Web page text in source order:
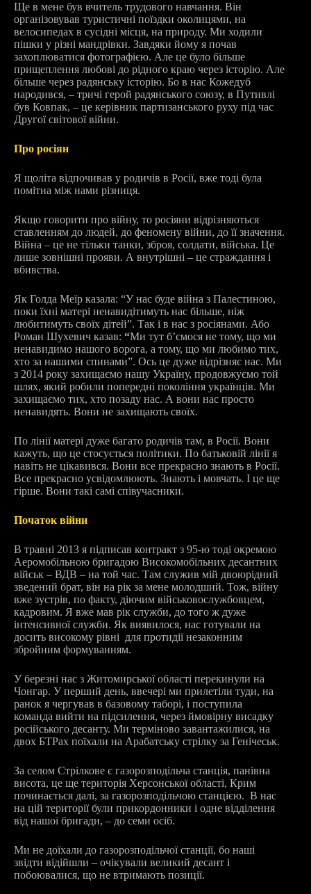
Ще в мене був вчитель трудового навчання. Він
організовував туристичні поїздки околицями, на
велосипедах в сусідні місця, на природу. Ми ходили
пішки у різні мандрівки. Завдяки йому я почав
захоплюватися фотографією. Але це було більше
прищеплення любові до рідного краю через історію. Але
більше через радянську історію. Бо в нас Кожедуб
народився, – тричі герой радянського союзу, в Путивлі
був Ковпак, – це керівник партизанського руху під час
Другої світової війни.
Про росіян
Я щоліта відпочивав у родичів в Росії, вже тоді була
помітна між нами різниця.
Якщо говорити про війну, то росіяни відрізняються
ставленням до людей, до феномену війни, до її значення.
Війна – це не тільки танки, зброя, солдати, війська. Це
лише зовнішні прояви. А внутрішні – це страждання і
вбивства.
Як Голда Меїр казала: “У нас буде війна з Палестиною,
поки їхні матері ненавидітимуть нас більше, ніж
любитимуть своїх дітей”. Так і в нас з росіянами. Або
Роман Шухевич казав: “Ми тут б’ємося не тому, що ми
ненавидимо нашого ворога, а тому, що ми любимо тих,
хто за нашими спинами”. Ось це дуже відрізняє нас. Ми
з 2014 року захищаємо нашу Україну, продовжуємо той
шлях, який робили попередні покоління українців. Ми
захищаємо тих, хто позаду нас. А вони нас просто
ненавидять. Вони не захищають своїх.
По лінії матері дуже багато родичів там, в Росії. Вони
кажуть, що це стосується політики. По батьковій лінії я
навіть не цікавився. Вони все прекрасно знають в Росії.
Все прекрасно усвідомлюють. Знають і мовчать. І це ще
гірше. Вони такі самі співучасники.
Початок війни
В травні 2013 я підписав контракт з 95-ю тоді окремою
Аеромобільною бригадою Високомобільних десантних
військ – ВДВ – на той час. Там служив мій двоюрідний
зведений брат, він на рік за мене молодший. Тож, війну
вже зустрів, по факту, діючим військовослужбовцем,
кадровим. Я вже мав рік служби, до того ж дуже
інтенсивної служби. Як виявилося, нас готували на
досить високому рівні для протидії незаконним
збройним формуванням.
У березні нас з Житомирської області перекинули на
Чонгар. У перший день, ввечері ми прилетіли туди, на
ранок я чергував в базовому таборі, і поступила
команда вийти на підсилення, через ймовірну висадку
російського десанту. Ми терміново завантажилися, на
двох БТРах поїхали на Арабатську стрілку за Генічеськ.
За селом Стрілкове є газорозподільча станція, панівна
висота, це ще територія Херсонської області, Крим
починається далі, за газорозподільчою станцією. В нас
на цій території були прикордонники і одне відділення
від нашої бригади, – до семи осіб.
Ми не доїхали до газорозподільчої станції, бо наші
звідти відійшли – очікували великий десант і
побоювалися, що не втримають позиції.